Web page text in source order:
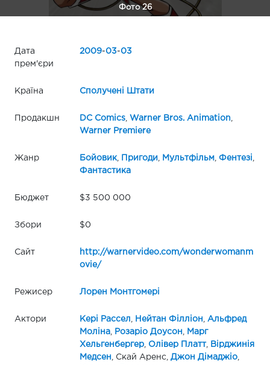
Фото 26
Дата
прем'єри
2009-03-03
Країна Сполучені Штати
Продакшн DC Comics, Warner Bros. Animation
Warner Premiere
Жанр Бойовик, Пригоди Мультфільм, Фентезі
Фантастика
Бюджет $3 500 000
Збори $0
Сайт
http://warnervideo.com/wonderwomanm
ovie/
Режисер Лорен Монтгомері
Актори Кері Рассел Нейтан Філліон
Альфред
Моліна, Розаріо Доусон
Марг
Хельгенбергер, Олівер Платт,
Вірджинія
Медсен , Скай Аренс, Джон Дімаджіо,